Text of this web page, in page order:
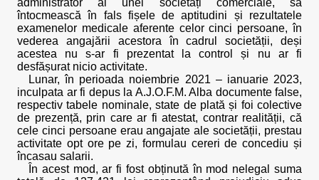
administrator al unei societăți comerciale, să
întocmească în fals fișele de aptitudini și rezultatele
examenelor medicale aferente celor cinci persoane, în
vederea angajării acestora în cadrul societății, deși
acestea nu s-ar fi prezentat la control și nu ar fi
desfășurat nicio activitate.
Lunar, în perioada noiembrie 2021 – ianuarie 2023,
inculpata ar fi depus la A.J.O.F.M. Alba documente false,
respectiv tabele nominale, state de plată și foi colective
de prezență, prin care ar fi atestat, contrar realității, că
cele cinci persoane erau angajate ale societății, prestau
activitate opt ore pe zi, formulau cereri de concediu și
încasau salarii.
În acest mod, ar fi fost obținută în mod nelegal suma